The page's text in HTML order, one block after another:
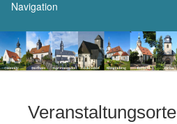
Veranstaltungsorte